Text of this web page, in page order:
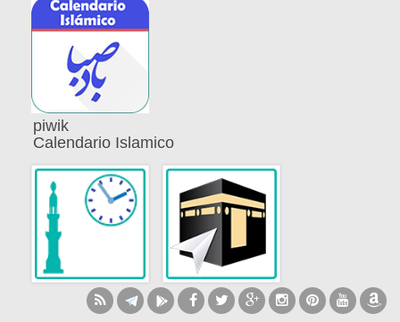
piwik
Calendario Islamico